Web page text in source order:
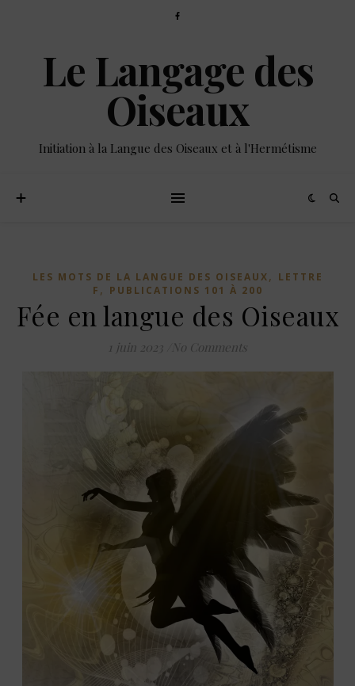
Le Langage des
Oiseaux
Initiation à la Langue des Oiseaux et à l'Hermétisme
LES MOTS DE LA LANGUE DES OISEAUX, LETTRE
F , PUBLICATIONS 101 À 200
Fée en langue des Oiseaux
1 juin 2023 No Comments